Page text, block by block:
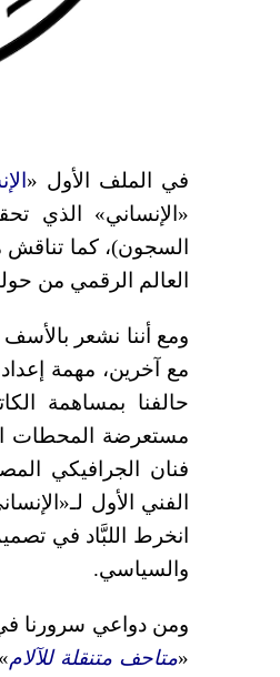
في الملف الأول «
«الإنساني» الذي
السجون)، كما
العالم الرقمي من
ومع أننا نشعر
مع آخرين، مهمة
حالفنا بمساهمة
مستعرضة المحطات
فنان الجرافيكي
الفني الأول
انخرط اللبَّاد في
والسياسي.
ومن دواعي سرورنا
«متاحف متنقلة للآلام